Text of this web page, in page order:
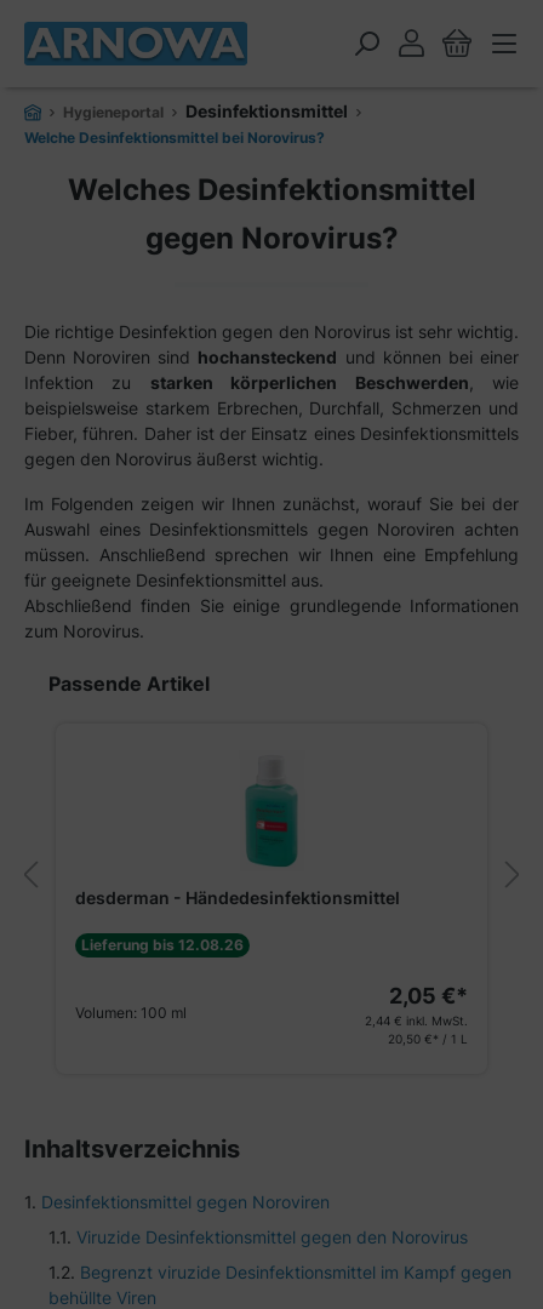
springen
Hygieneportal Desinfektionsmittel
Welche Desinfektionsmittel bei Norovirus?
Welches Desinfektionsmittel
gegen Norovirus?
Die richtige Desinfektion gegen den Norovirus ist sehr wichtig.
Denn Noroviren sind hochansteckend und können bei einer
Infektion zu starken körperlichen Beschwerden , wie
beispielsweise starkem Erbrechen, Durchfall, Schmerzen und
Fieber, führen. Daher ist der Einsatz eines Desinfektionsmittels
gegen den Norovirus äußerst wichtig.
Im Folgenden zeigen wir Ihnen zunächst, worauf Sie bei der
Auswahl eines Desinfektionsmittels gegen Noroviren achten
müssen. Anschließend sprechen wir Ihnen eine Empfehlung
für geeignete Desinfektionsmittel aus.
Abschließend finden Sie einige grundlegende Informationen
zum Norovirus.
Produktgalerie überspringen
Passende Artikel
desderman - Händedesinfektionsmittel
Lieferung bis 12.08.26
Volumen: 100 ml
2,05 €*
2,44 € inkl. MwSt.
20,50 €* / 1 L
Inhaltsverzeichnis
Desinfektionsmittel gegen Noroviren
Viruzide Desinfektionsmittel gegen den Norovirus
Begrenzt viruzide Desinfektionsmittel im Kampf gegen
behüllte Viren